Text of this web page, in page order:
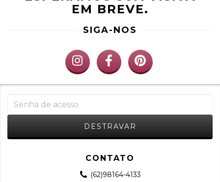
EM BREVE.
SIGA-NOS
CONTATO
(62)98164-4133